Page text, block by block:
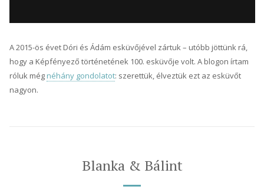
A 2015-ös évet Dóri és Ádám esküvőjével zártuk – utóbb jöttünk rá,
hogy a Képfényező történetének 100. esküvője volt. A blogon írtam
róluk még néhány gondolatot: szerettük, élveztük ezt az esküvőt
nagyon.
Blanka & Bálint